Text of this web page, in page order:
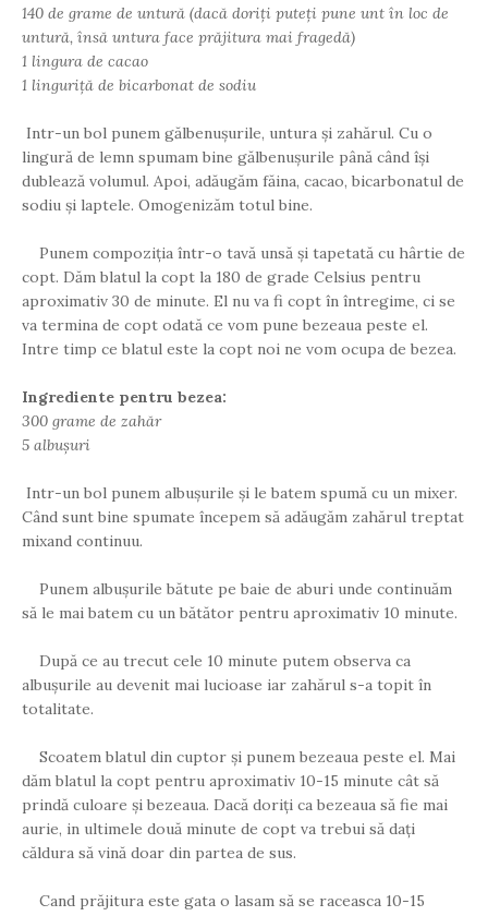
140 de grame de untură (dacă doriți puteți pune unt în loc de
untură, însă untura face prăjitura mai fragedă)
1 lingura de cacao
1 linguriță de bicarbonat de sodiu
Intr-un bol punem gălbenușurile, untura și zahărul. Cu o
lingură de lemn spumam bine gălbenușurile până când își
dublează volumul. Apoi, adăugăm făina, cacao, bicarbonatul de
sodiu și laptele. Omogenizăm totul bine.
Punem compoziția într-o tavă unsă și tapetată cu hârtie de
copt. Dăm blatul la copt la 180 de grade Celsius pentru
aproximativ 30 de minute. El nu va fi copt în întregime, ci se
va termina de copt odată ce vom pune bezeaua peste el.
Intre timp ce blatul este la copt noi ne vom ocupa de bezea.
Ingrediente pentru bezea:
300 grame de zahăr
5 albușuri
Intr-un bol punem albușurile și le batem spumă cu un mixer.
Când sunt bine spumate începem să adăugăm zahărul treptat
mixand continuu.
Punem albușurile bătute pe baie de aburi unde continuăm
să le mai batem cu un bătător pentru aproximativ 10 minute.
După ce au trecut cele 10 minute putem observa ca
albușurile au devenit mai lucioase iar zahărul s-a topit în
totalitate.
Scoatem blatul din cuptor și punem bezeaua peste el. Mai
dăm blatul la copt pentru aproximativ 10-15 minute cât să
prindă culoare și bezeaua. Dacă doriți ca bezeaua să fie mai
aurie, in ultimele două minute de copt va trebui să dați
căldura să vină doar din partea de sus.
Cand prăjitura este gata o lasam să se raceasca 10-15